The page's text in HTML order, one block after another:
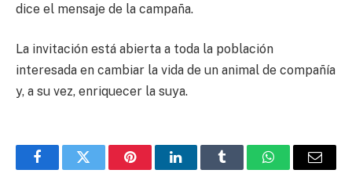
dice el mensaje de la campaña.
La invitación está abierta a toda la población
interesada en cambiar la vida de un animal de compañía
y, a su vez, enriquecer la suya.
FacebookTwitter PinterestLinkedInTumblr WhatsAppEmail